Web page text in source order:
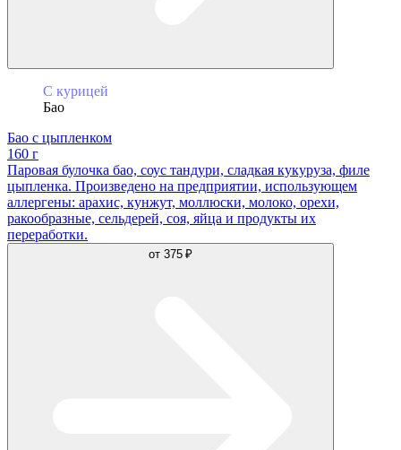
С курицей
Бао
Бао с цыпленком
160 г
Паровая булочка бао, соус тандури, сладкая кукуруза, филе
цыпленка. Произведено на предприятии, использующем
аллергены: арахис, кунжут, моллюски, молоко, орехи,
ракообразные, сельдерей, соя, яйца и продукты их
переработки.
от 375 ₽